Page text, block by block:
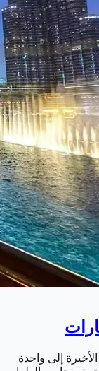
إلى واحدة